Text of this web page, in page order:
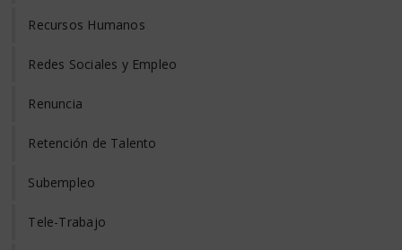
Recursos Humanos
Redes Sociales y Empleo
Renuncia
Retención de Talento
Subempleo
Tele-Trabajo